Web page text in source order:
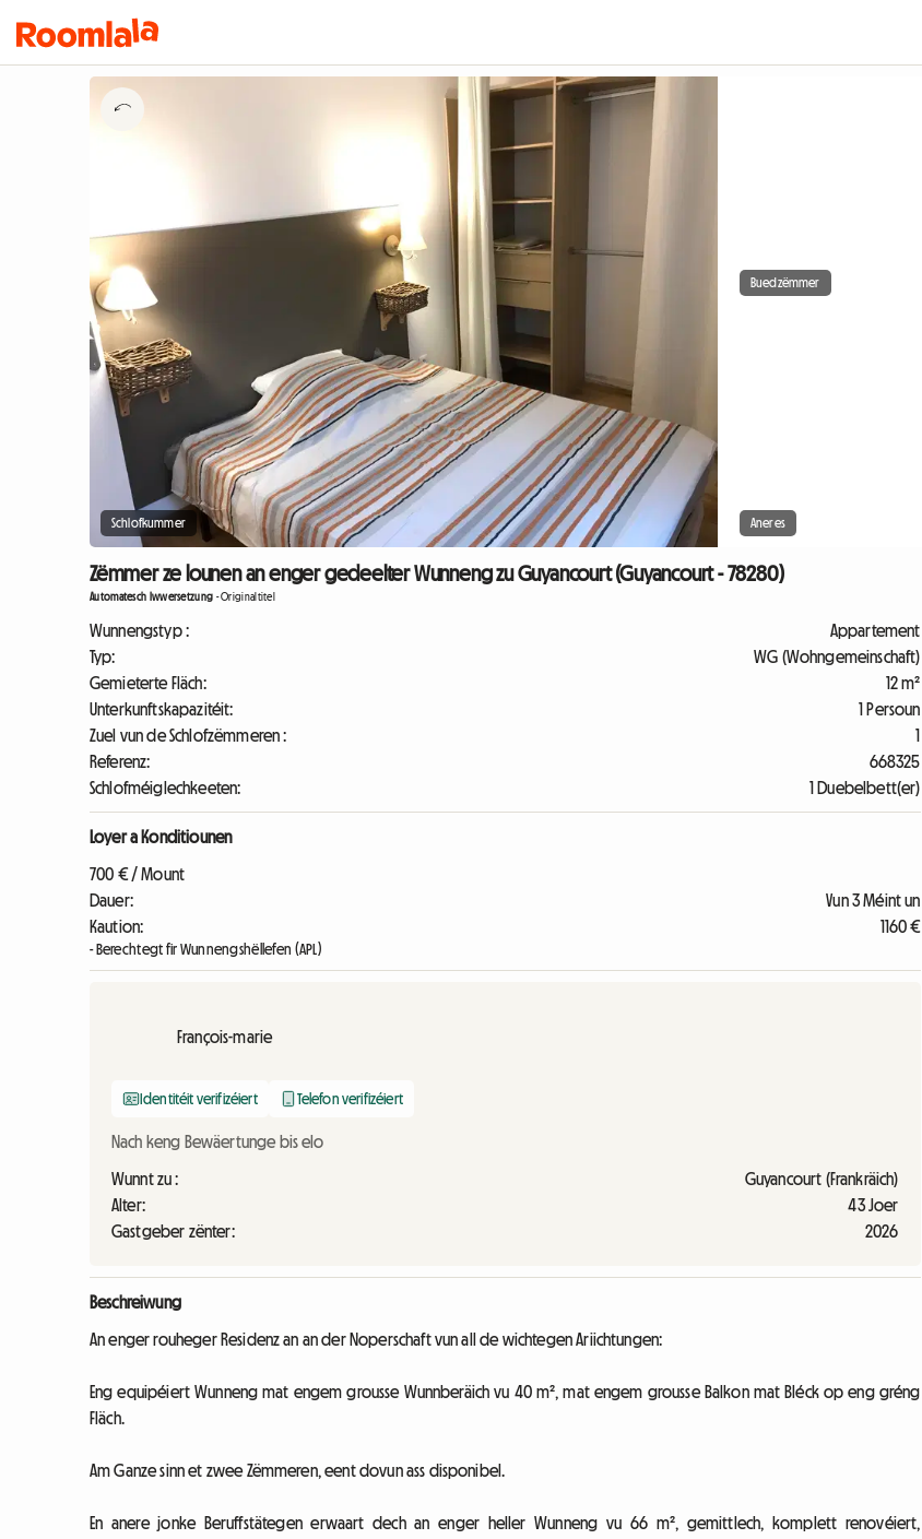
Schlofkummer
Buedzëmmer
Aneres
Zëmmer ze lounen an enger gedeelter Wunneng zu Guyancourt (Guyancourt - 78280)
Automatesch Iwwersetzung -Originaltitel
Wunnengstyp :
Appartement
Typ:
WG (Wohngemeinschaft)
Gemieterte Fläch:
12 m²
Unterkunftskapazitéit:
1 Persoun
Zuel vun de Schlofzëmmeren :
1
Referenz:
668325
Schlofméiglechkeeten:
1 Duebelbett(er)
Loyer a Konditiounen
700 € / Mount
Dauer:
Vun 3 Méint un
Kaution:
1160 €
- Berechtegt fir Wunnengshëllefen (APL)
François-marie
Identitéit verifizéiert Telefon verifizéiert
Nach keng Bewäertunge bis elo
Wunnt zu :
Guyancourt (Frankräich)
Alter:
43 Joer
Gastgeber zënter:
2026
Beschreiwung
An enger rouheger Residenz an an der Noperschaft vun all de wichtegen Ariichtungen:
Eng equipéiert Wunneng mat engem grousse Wunnberäich vu 40 m², mat engem grousse Balkon mat Bléck op eng gréng
Fläch.
Am Ganze sinn et zwee Zëmmeren, eent dovun ass disponibel.
En anere jonke Beruffstätegen erwaart dech an enger heller Wunneng vu 66 m², gemittlech, komplett renovéiert,